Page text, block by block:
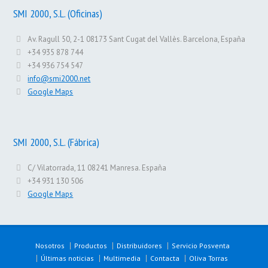
SMI 2000, S.L. (Oficinas)
Av. Ragull 50, 2-1 08173 Sant Cugat del Vallès. Barcelona, España
+34 935 878 744
+34 936 754 547
info@smi2000.net
Google Maps
SMI 2000, S.L. (Fábrica)
C/ Vilatorrada, 11 08241 Manresa. España
+34 931 130 506
Google Maps
Nosotros Productos Distribuidores
Servicio Posventa
Últimas noticias
Multimedia Contacta
Oliva Torras